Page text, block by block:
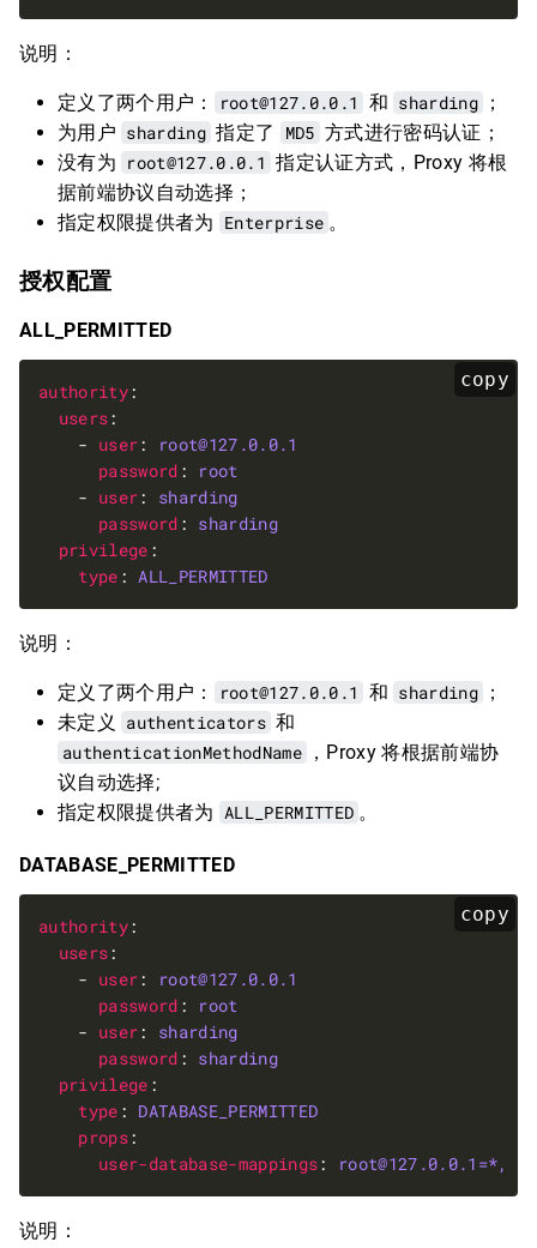
说明：
定义了两个用户： root@127.0.0.1 和 sharding ；
为用户 sharding 指定了 MD5 方式进行密码认证；
没有为 root@127.0.0.1 指定认证方式，Proxy 将根
据前端协议自动选择；
指定权限提供者为 Enterprise 。
授权配置
ALL_PERMITTED
copy
authority
users
    -
user:
root@127.0.0.1
password : root
    -
user: sharding
password : sharding
privilege
type : ALL_PERMITTED
说明：
定义了两个用户： root@127.0.0.1 和 sharding ；
未定义
authenticators 和
authenticationMethodName ，Proxy 将根据前端协
议自动选择;
指定权限提供者为 ALL_PERMITTED 。
DATABASE_PERMITTED
copy
authority
users
    -
user:
root@127.0.0.1
password : root
    -
user: sharding
password : sharding
privilege
type : DATABASE_PERMITTED
props
user-database-mappings: root@127.0.0.1=*,
说明：